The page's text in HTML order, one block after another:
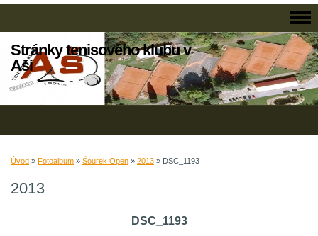
Stránky tenisového klubu v
Aši
Úvod » Fotoalbum » Šourek Open » 2013 » DSC_1193
2013
DSC_1193